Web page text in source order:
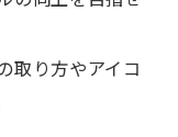
取り方やアイコ